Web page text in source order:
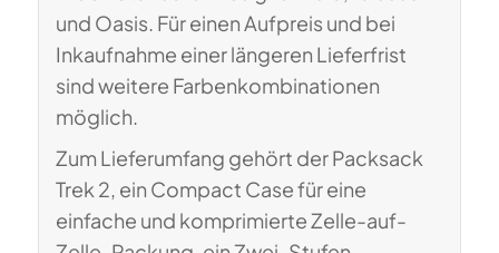
und Oasis. Für einen Aufpreis und bei
Inkaufnahme einer längeren Lieferfrist
sind weitere Farbenkombinationen
möglich.
Zum Lieferumfang gehört der Packsack
Trek 2, ein Compact Case für eine
einfache und komprimierte Zelle-auf-